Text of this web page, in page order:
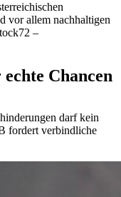
vor allem nachhaltigen
–
Chancen
darf kein
fordert verbindliche